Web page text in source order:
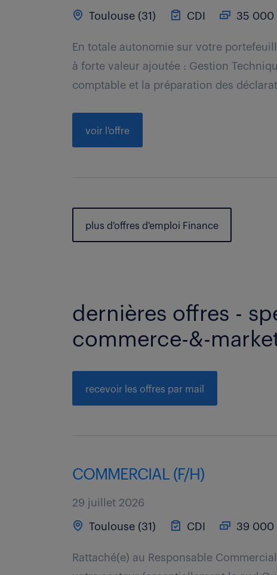
Toulouse (31) CDI 35 000
En totale autonomie sur votre
à forte valeur ajoutée : Gestion
comptable et la préparation des
voir l'offre
plus d'offres d'emploi Finance
dernières offres -
commerce-&-
recevoir les offres par mail
COMMERCIAL (F/H)
29 juillet 2026
Toulouse (31) CDI 39 000
Rattaché(e) au Responsable